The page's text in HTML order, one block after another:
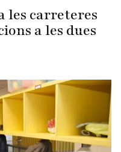
les carreteres
a les dues